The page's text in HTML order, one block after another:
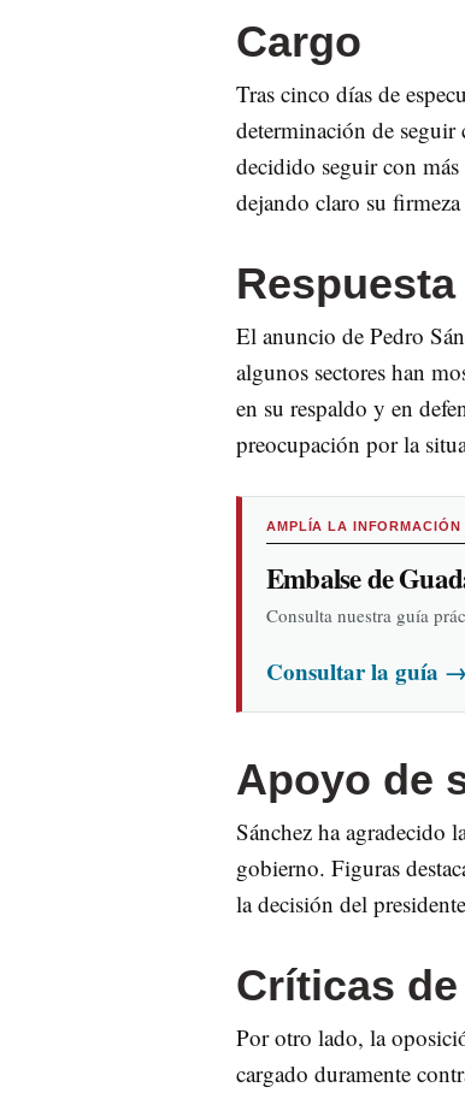
Cargo
Tras cinco días de
determinación de seguir
decidido seguir con
dejando claro su
El anuncio de Pedro
algunos sectores han
en su respaldo y en
preocupación por la
AMPLÍA LA INFORMACIÓN
Embalse de
Consulta nuestra guía
Consultar la guía →
Apoyo de
Sánchez ha agradecido
gobierno. Figuras
la decisión del
Críticas
Por otro lado, la
cargado duramente